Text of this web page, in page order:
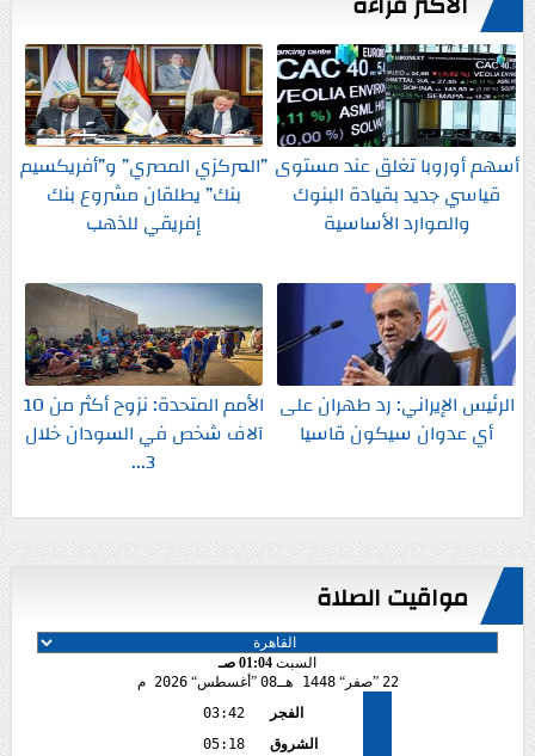
أسهم أوروبا تغلق عند مستوى
قياسي جديد بقيادة البنوك
والموارد الأساسية
”المركزي المصري” و”أفريكسيم
بنك” يطلقان مشروع بنك
إفريقي للذهب
الرئيس الإيراني: رد طهران على
أي عدوان سيكون قاسيا
الأمم المتحدة: نزوح أكثر من 10
آلاف شخص في السودان خلال
3...
مواقيت الصلاة
السبت 01:04 صـ
22
صفر 1448 هـ 08 أغسطس 2026 م
الفجر
03:42
الشروق
05:18